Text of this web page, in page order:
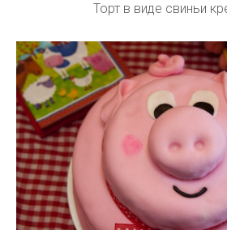
Торт в виде свиньи